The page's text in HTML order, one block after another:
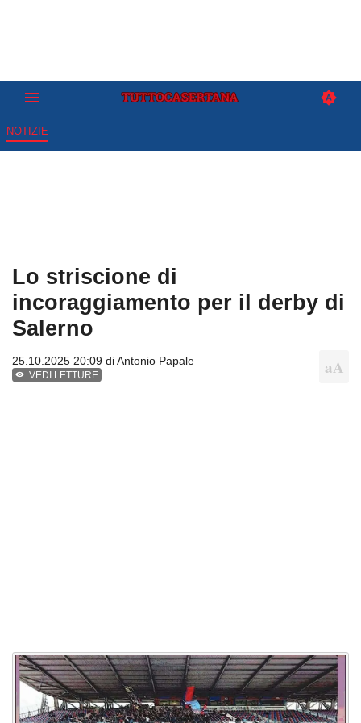
NOTIZIE
Lo striscione di
incoraggiamento per il derby di
Salerno
25.10.2025 20:09 diAntonio Papale
VEDI LETTURE